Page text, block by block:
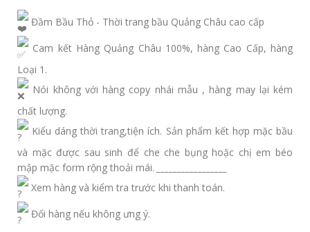
Đầm Bầu Thỏ - Thời trang bầu Quảng Châu cao cấp
Cam kết Hàng Quảng Châu 100%, hàng Cao Cấp, hàng
Loại 1.
Nói không với hàng copy nhái mẫu , hàng may lại kém
chất lượng.
Kiểu dáng thời trang,tiện ích. Sản phẩm kết hợp mặc bầu
và mặc được sau sinh để che che bụng hoặc chị em béo
mập mặc form rộng thoải mái.
Xem hàng và kiểm tra trước khi thanh toán.
Đổi hàng nếu không ưng ý.